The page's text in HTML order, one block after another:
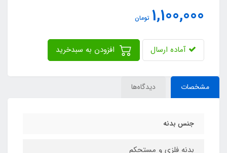
1,100,000 تومان
آماده ارسال
مشخصات دیدگاه‌ها
جنس بدنه
بدنه‌ فلزی و مستحکم